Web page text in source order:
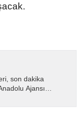
son dakika
Ajansı